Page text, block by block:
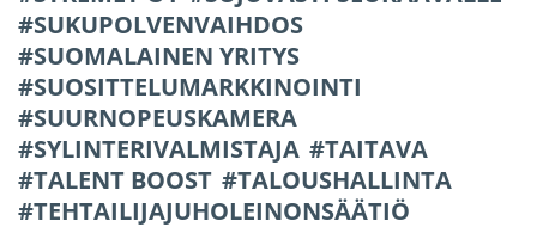
SUKUPOLVENVAIHDOS
SUOMALAINEN YRITYS
SUOSITTELUMARKKINOINTI
SUURNOPEUSKAMERA
SYLINTERIVALMISTAJA
TAITAVA
TALENT BOOST
TALOUSHALLINTA
TEHTAILIJAJUHOLEINONSÄÄTIÖ